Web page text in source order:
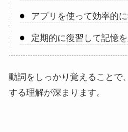
アプリを使って効率的
定期的に復習して記憶
動詞をしっかり覚えることで
する理解が深まります。